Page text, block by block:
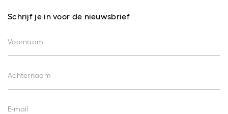
Schrijf je in voor de nieuwsbrief
Voornaam
Achternaam
E-mail